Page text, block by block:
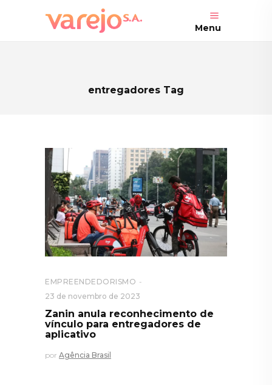
Menu
entregadores Tag
EMPREENDEDORISMO
23 de novembro de 2023
Zanin anula reconhecimento de
vínculo para entregadores de
aplicativo
por Agência Brasil